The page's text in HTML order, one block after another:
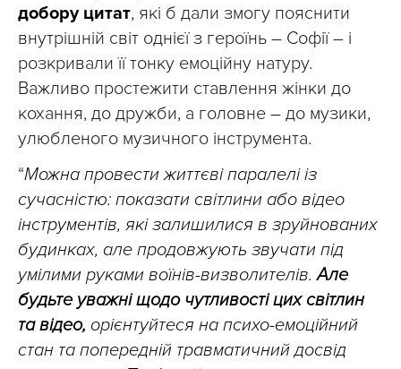
добору цитат, які б дали змогу пояснити
внутрішній світ однієї з героїнь – Софії – і
розкривали її тонку емоційну натуру.
Важливо простежити ставлення жінки до
кохання, до дружби, а головне – до музики,
улюбленого музичного інструмента.
“Можна провести життєві паралелі із
сучасністю: показати світлини або відео
інструментів, які залишилися в зруйнованих
будинках, але продовжують звучати під
умілими руками воїнів-визволителів.Але
будьте уважні щодо чутливості цих світлин
та відео, орієнтуйтеся на психо-емоційний
стан та попередній травматичний досвід